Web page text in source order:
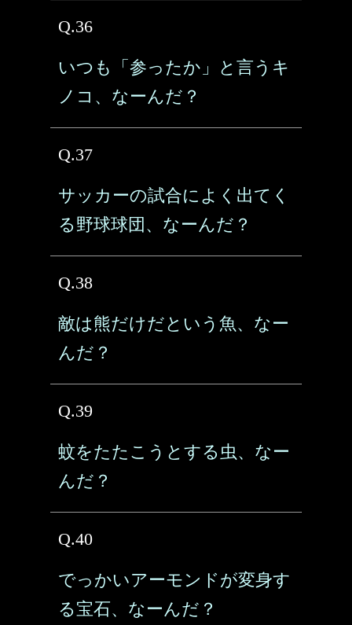
Q.36
いつも「参ったか」と言うキ
ノコ、なーんだ？
Q.37
サッカーの試合によく出てく
る野球球団、なーんだ？
Q.38
敵は熊だけだという魚、なー
んだ？
Q.39
蚊をたたこうとする虫、なー
んだ？
Q.40
でっかいアーモンドが変身す
る宝石、なーんだ？